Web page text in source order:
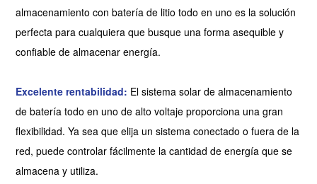
almacenamiento con batería de litio todo en uno es la solución
perfecta para cualquiera que busque una forma asequible y
confiable de almacenar energía.
Excelente rentabilidad: El sistema solar de almacenamiento
de batería todo en uno de alto voltaje proporciona una gran
flexibilidad. Ya sea que elija un sistema conectado o fuera de la
red, puede controlar fácilmente la cantidad de energía que se
almacena y utiliza.